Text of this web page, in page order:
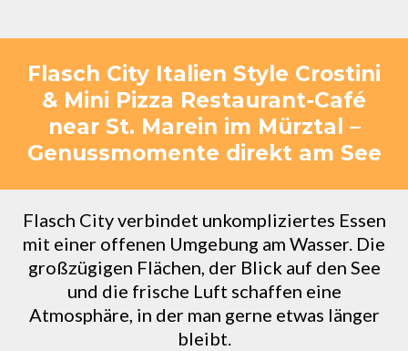
Flasch City Italien Style Crostini
& Mini Pizza Restaurant-Café
near St. Marein im Mürztal –
Genussmomente direkt am See
Flasch City verbindet unkompliziertes Essen
mit einer offenen Umgebung am Wasser. Die
großzügigen Flächen, der Blick auf den See
und die frische Luft schaffen eine
Atmosphäre, in der man gerne etwas länger
bleibt.